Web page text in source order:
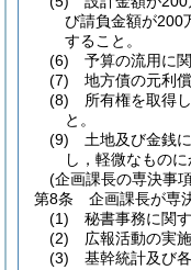
び請負金額が200
すること。
(6)
予算の流用に
(7)
地方債の元利
(8)
所有権を取得
と。
(9)
土地及び金銭
し，軽微なものに
(企画課長の専決事
第8条
企画課長が専
(1)
秘書事務に関す
(2)
広報活動の実
(3)
基幹統計及び